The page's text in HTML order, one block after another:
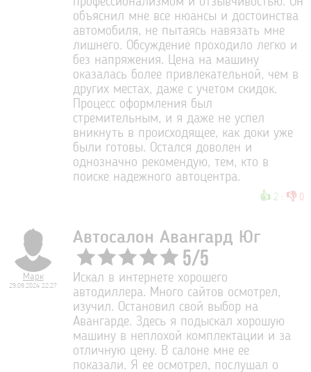
профессионализмом и отзывчивостью. Он
объяснил мне все нюансы и достоинства
автомобиля, не пытаясь навязать мне
лишнего. Обсуждение проходило легко и
без напряжения. Цена на машину
оказалась более привлекательной, чем в
других местах, даже с учетом скидок.
Процесс оформления был
стремительным, и я даже не успел
вникнуть в происходящее, как доки уже
были готовы. Остался доволен и
однозначно рекомендую, тем, кто в
поиске надежного автоцентра.
👍 2 : 👎 0
Марк
29.09.2024 22:27
Автосалон Авангард Юг
5/5
Искал в интернете хорошего
автодиллера. Много сайтов осмотрел,
изучил. Остановил свой выбор на
Авангарде. Здесь я подыскал хорошую
машину в неплохой комплектации и за
отличную цену. В салоне мне ее
показали. Я ее осмотрел, послушал о